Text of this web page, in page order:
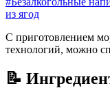
из ягод
С приготовлением
технологий, можно
📝